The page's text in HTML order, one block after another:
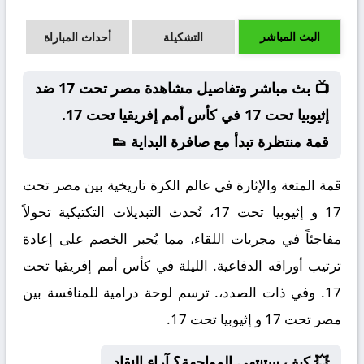
البث المباشر التشكيلة أحداث المباراة
📺 بث مباشر وتفاصيل مشاهدة مصر تحت 17 ضد
إثيوبيا تحت 17 في كأس أمم إفريقيا تحت 17.
قمة منتظرة تبدأ مع صافرة البداية 👟
قمة المتعة والإثارة في عالم الكرة تاريخية بين مصر تحت
17 و إثيوبيا تحت 17، تُحدث التبديلات التكتيكية تحولاً
مفاجئاً في مجريات اللقاء، مما يُجبر الخصم على إعادة
ترتيب أوراقه الدفاعية. الليلة في كأس أمم إفريقيا تحت
17. وفي ذات الصدد،. ترسم لوحة درامية للمنافسة بين
مصر تحت 17 و إثيوبيا تحت 17.